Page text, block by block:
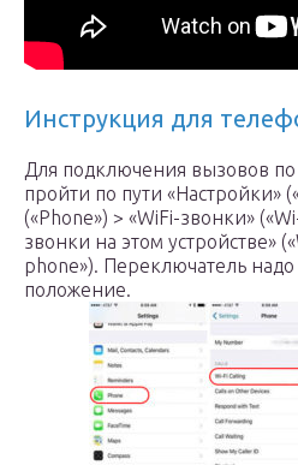
Инструкция для
Для подключения вызовов
пройти по пути «Настройки»
(«Phone») > «WiFi-звонки»
звонки на этом устройстве»
phone»). Переключатель
положение.